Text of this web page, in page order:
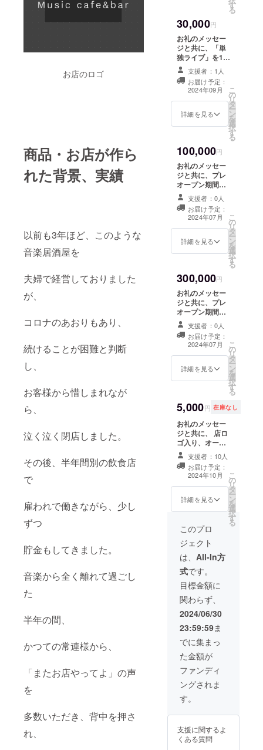
お店のロゴ
商品・お店が作ら
れた背景、実績
以前も3年ほど、このような
音楽居酒屋を
夫婦で経営しておりました
が、
コロナのあおりもあり、
続けることが困難と判断
し、
お客様から惜しまれなが
ら、
泣く泣く閉店しました。
その後、半年間別の飲食店
で
雇われで働きながら、少し
ずつ
貯金もしてきました。
音楽から全く離れて過ごし
た
半年の間、
かつての常連様から、
「またお店やってよ」の声
を
多数いただき、背中を押さ
れ、
さ0.8㎝
を予定
してい
ます。
画像は
イメー
ジで
す。 仕
メー
カー在
によ
り、変
更にな
る場合
があり
その場
合は、
できる
限り近
いもの
で、ご
ださ
い。
容量
実際の
物とは
異なる
場合が
ござい
ます。
ご了承
くださ
い。
す
る
30,000円
お礼のメッセー
ジと共に、「単
独ライブ」を1時
間の枠で、お店
でできる引換券
をお送りしま
す。 〈開催予
定〉 2024年10
月〜2024年12月
市中区薬研堀6-
19筒井ビル402
支援者様の交通
費や滞在費は各
自でご負担くだ
さい。 詳細は
メールで連絡し
ます。 お日にち
のご希望は、事
前に備考欄にご
記入お願い致し
ます。 【記載
年〇月〇日（曜
日）10:00-
11:00
支援者：1人
お届け予定：
2024年09月
詳細を見る
こ
の
リ
タ
ー
ン
を
選
択
す
る
100,000円
お礼のメッセー
ジと共に、プレ
オープン期間
に、 貸切で食べ
飲み時間無制限
でご利用いただ
ける、 1日招待
券（3枚様まで招
待可能）をお送
レオープンは8月
す。 8月20日
(火)〜8月31日
(土)の間でご希
望の日を 備考欄
にご加入願いま
す。 【記載例】
・日時：〇年〇
月〇日（曜日）
10:00-11:00 詳
細はメールにて
ご連絡させてい
ただきます。 有
の当日のみ
『F.』店内のみ
ご利用可 店舗住
所 広島県広島
市中区薬研堀6-
19 筒井ビル402
支援者：0人
お届け予定：
2024年07月
詳細を見る
こ
の
リ
タ
ー
ン
を
選
択
す
る
300,000円
お礼のメッセー
ジと共に、プレ
オープン期間に
使える、貸切り
食べ飲み時間無
制限で、ご利用
いただける1日招
待券（10枚様ま
で招待可能）を
ンは8月下旬とな
ります。 8月20
日(火)〜8月31日
(土)の間で、ご
希望の日を、備
考欄にご記入願
います。 【記載
例】 ・日時：〇
年〇月〇日（曜
日）10:00-
メールで連絡し
ます。 有効期
のみ 〈開催場
所〉 『F.』店内
広島市中区薬研
堀6-19 筒井ビル
402
支援者：0人
お届け予定：
2024年07月
詳細を見る
こ
の
リ
タ
ー
ン
を
選
択
す
る
5,000円 在庫なし
お礼のメッセー
ジと共に、 店ロ
ゴ入り、オー
ナー手作りコー
スターを お送り
いたします。 サ
イズ約11㎝約11
㎝ コットン素材
柄はお選びいた
だけません。 こ
ため、お時間を
いただく場合が
ございます。
支援者：10人
お届け予定：
2024年10月
詳細を見る
こ
の
リ
タ
ー
ン
を
選
択
す
る
このプロ
ジェクト
は、 All-In方
式です。
目標金額に
関わらず、
2024/06/30
23:59:59ま
でに集まっ
た金額が
ファンディ
ングされま
す。
支援に関するよ
くある質問